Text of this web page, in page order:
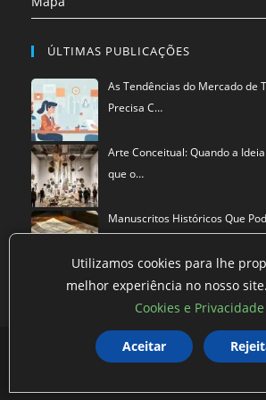
ÚLTIMAS PUBLICAÇÕES
As Tendências do Mercado de
Precisa C…
Arte Conceitual: Quando a
que o…
Manuscritos Históricos Que
Política de privacidade Termos de Uso
Utilizamos cookies para lhe
melhor experiência no nosso site.
Cookies e Privacidade
Aceitar